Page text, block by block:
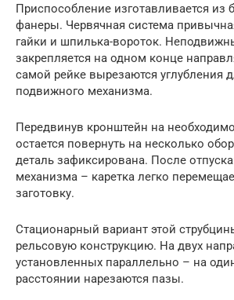
Приспособление изготавливается из
фанеры. Червячная система
гайки и шпилька-вороток.
закрепляется на одном конце
самой рейке вырезаются углубления
подвижного механизма.
Передвинув кронштейн на
остается повернуть на несколько
деталь зафиксирована. После
механизма – каретка легко
заготовку.
Стационарный вариант этой
рельсовую конструкцию. На двух
установленных параллельно – на
расстоянии нарезаются пазы.